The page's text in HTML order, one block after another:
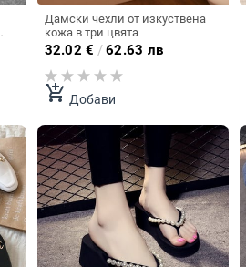
Дамски чехли от изкуствена
кожа в три цвята
32.02 € /62.63 лв
add_shopping_cart Добави